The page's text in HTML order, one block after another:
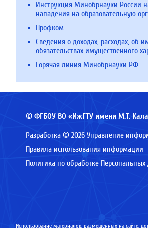
Инструкция Минобрнауки России
нападения на образовательную
Профком
Сведения о доходах, расходах, об
обязательствах имущественного
Горячая линия Минобрнауки РФ
© ФГБОУ ВО «ИжГТУ имени М.Т.
Разработка © 2026 Управление
Правила использования информации
Политика по обработке
Использование материалов, размещенных на сайте,